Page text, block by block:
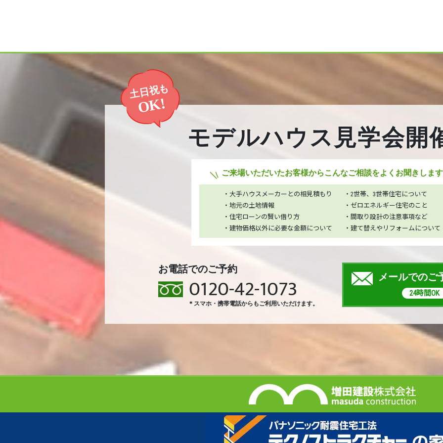
土日祝も
OK!
モデルハウス見学会開
ご来場いただいたお客様から こんなご相談をよくお聞きします
・大手ハウスメーカーとの相見積もり
・2世帯、3世帯住宅について
・地元の土地情報
・ゼロエネルギー住宅のこと
・住宅ローンの賢い借り方
・間取り設計の注意事項など
・建物価格以外に必要な金額について
・建て替えやリフォームについて
お電話でのご予約
0120-42-1073
＊スマホ・携帯電話からもご利用いただけます。
メールでのご
24時間OK